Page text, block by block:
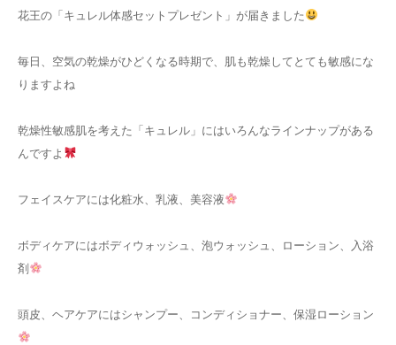
花王の「キュレル体感セットプレゼント」が届きました
毎日、空気の乾燥がひどくなる時期で、肌も乾燥してとても敏感にな
りますよね
乾燥性敏感肌を考えた「キュレル」にはいろんなラインナップがある
んですよ
フェイスケアには化粧水、乳液、美容液
ボディケアにはボディウォッシュ、泡ウォッシュ、ローション、入浴
剤
頭皮、ヘアケアにはシャンプー、コンディショナー、保湿ローション